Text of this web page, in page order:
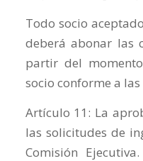
Todo socio
deberá abonar las
partir del
socio conforme a
Artículo 11: La
las solicitudes de
Comisión